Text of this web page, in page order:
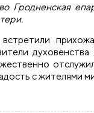
Гродненская
с жителями